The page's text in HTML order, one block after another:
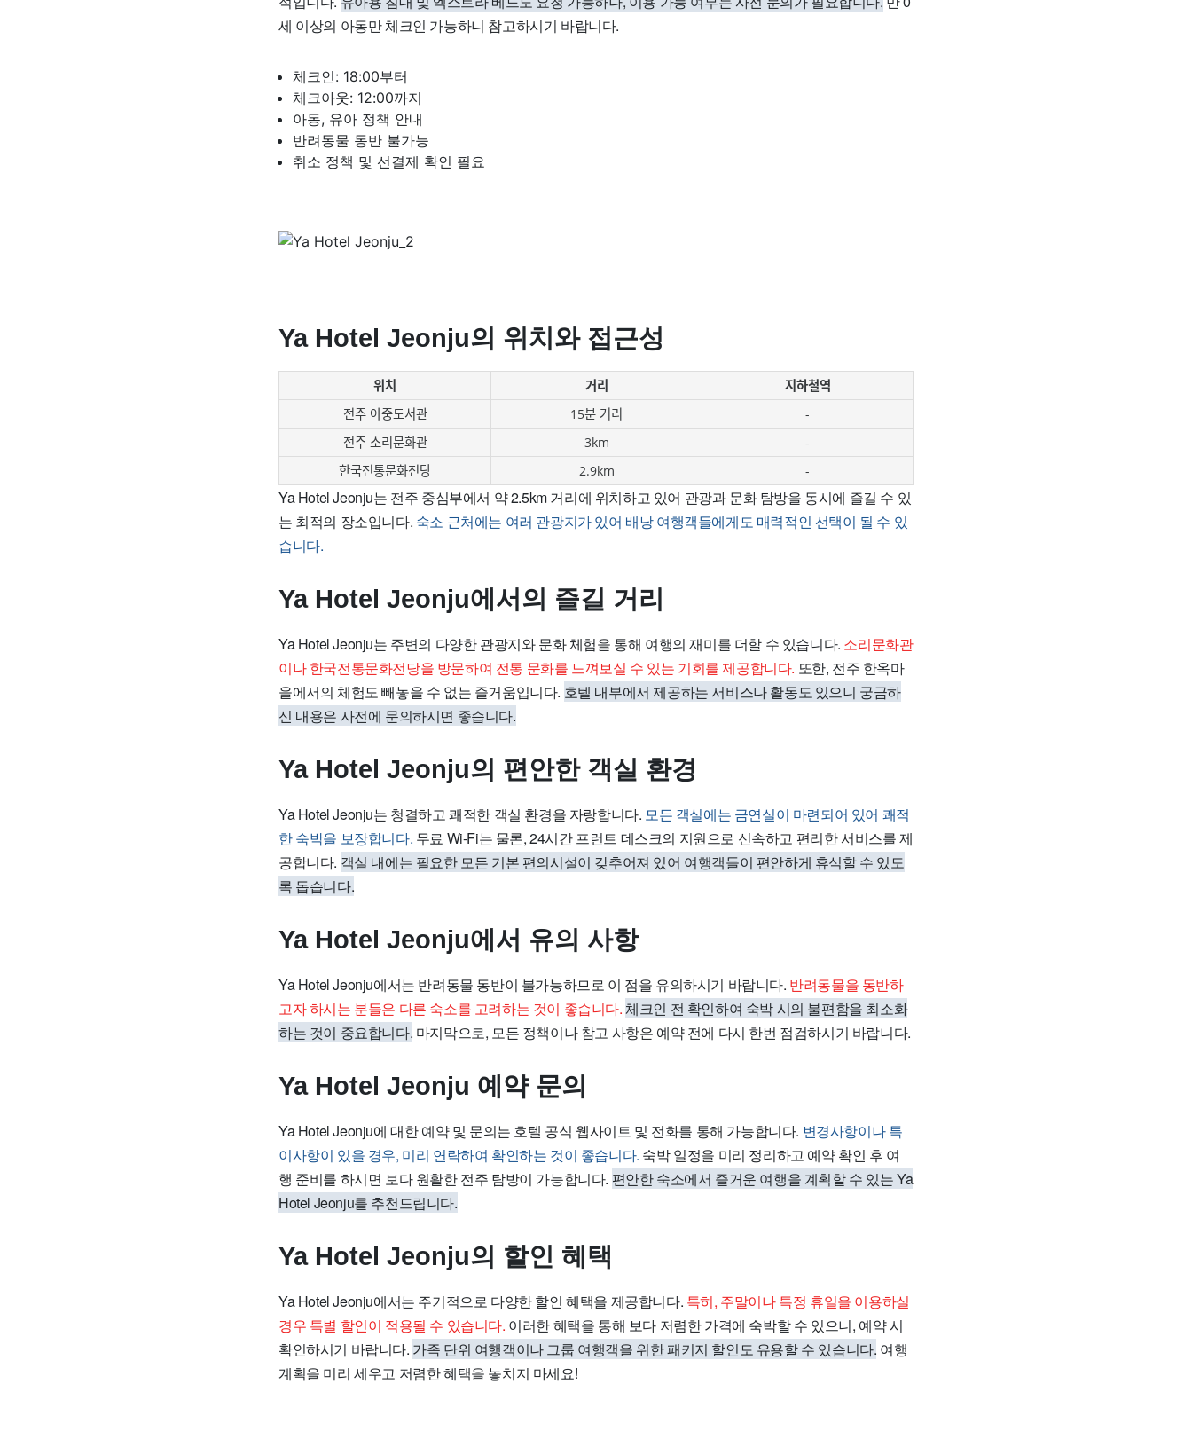
세 이상의 아동만 체크인 가능하니 참고하시기 바랍니다.
체크인: 18:00부터
체크아웃: 12:00까지
아동, 유아 정책 안내
반려동물 동반 불가능
취소 정책 및 선결제 확인 필요
Ya Hotel Jeonju의 위치와 접근성
위치 거리
지하철역
전주 아중도서관
15분 거리
-
전주 소리문화관
3km
-
한국전통문화전당
2.9km -
Ya Hotel Jeonju는 전주 중심부에서 약 2.5km 거리에 위치하고 있어 관광과 문화 탐방을 동시에 즐길 수 있
는 최적의 장소입니다. 숙소 근처에는 여러 관광지가 있어 배낭 여행객들에게도 매력적인 선택이 될 수 있
습니다.
Ya Hotel Jeonju에서의 즐길 거리
Ya Hotel Jeonju는 주변의 다양한 관광지와 문화 체험을 통해 여행의 재미를 더할 수 있습니다. 소리문화관
이나 한국전통문화전당을 방문하여 전통 문화를 느껴보실 수 있는 기회를 제공합니다. 또한, 전주 한옥마
을에서의 체험도 빼놓을 수 없는 즐거움입니다. 호텔 내부에서 제공하는 서비스나 활동도 있으니 궁금하
신 내용은 사전에 문의하시면 좋습니다.
Ya Hotel Jeonju의 편안한 객실 환경
Ya Hotel Jeonju는 청결하고 쾌적한 객실 환경을 자랑합니다. 모든 객실에는 금연실이 마련되어 있어 쾌적
한 숙박을 보장합니다. 무료 Wi-Fi는 물론, 24시간 프런트 데스크의 지원으로 신속하고 편리한 서비스를 제
공합니다. 객실 내에는 필요한 모든 기본 편의시설이 갖추어져 있어 여행객들이 편안하게 휴식할 수 있도
록 돕습니다.
Ya Hotel Jeonju에서 유의 사항
Ya Hotel Jeonju에서는 반려동물 동반이 불가능하므로 이 점을 유의하시기 바랍니다. 반려동물을 동반하
고자 하시는 분들은 다른 숙소를 고려하는 것이 좋습니다.체크인 전 확인하여 숙박 시의 불편함을 최소화
하는 것이 중요합니다. 마지막으로, 모든 정책이나 참고 사항은 예약 전에 다시 한번 점검하시기 바랍니다.
Ya Hotel Jeonju 예약 문의
Ya Hotel Jeonju에 대한 예약 및 문의는 호텔 공식 웹사이트 및 전화를 통해 가능합니다. 변경사항이나 특
이사항이 있을 경우, 미리 연락하여 확인하는 것이 좋습니다. 숙박 일정을 미리 정리하고 예약 확인 후 여
행 준비를 하시면 보다 원활한 전주 탐방이 가능합니다. 편안한 숙소에서 즐거운 여행을 계획할 수 있는 Ya
Hotel Jeonju를 추천드립니다.
Ya Hotel Jeonju의 할인 혜택
Ya Hotel Jeonju에서는 주기적으로 다양한 할인 혜택을 제공합니다. 특히, 주말이나 특정 휴일을 이용하실
경우 특별 할인이 적용될 수 있습니다. 이러한 혜택을 통해 보다 저렴한 가격에 숙박할 수 있으니, 예약 시
확인하시기 바랍니다. 가족 단위 여행객이나 그룹 여행객을 위한 패키지 할인도 유용할 수 있습니다. 여행
계획을 미리 세우고 저렴한 혜택을 놓치지 마세요!